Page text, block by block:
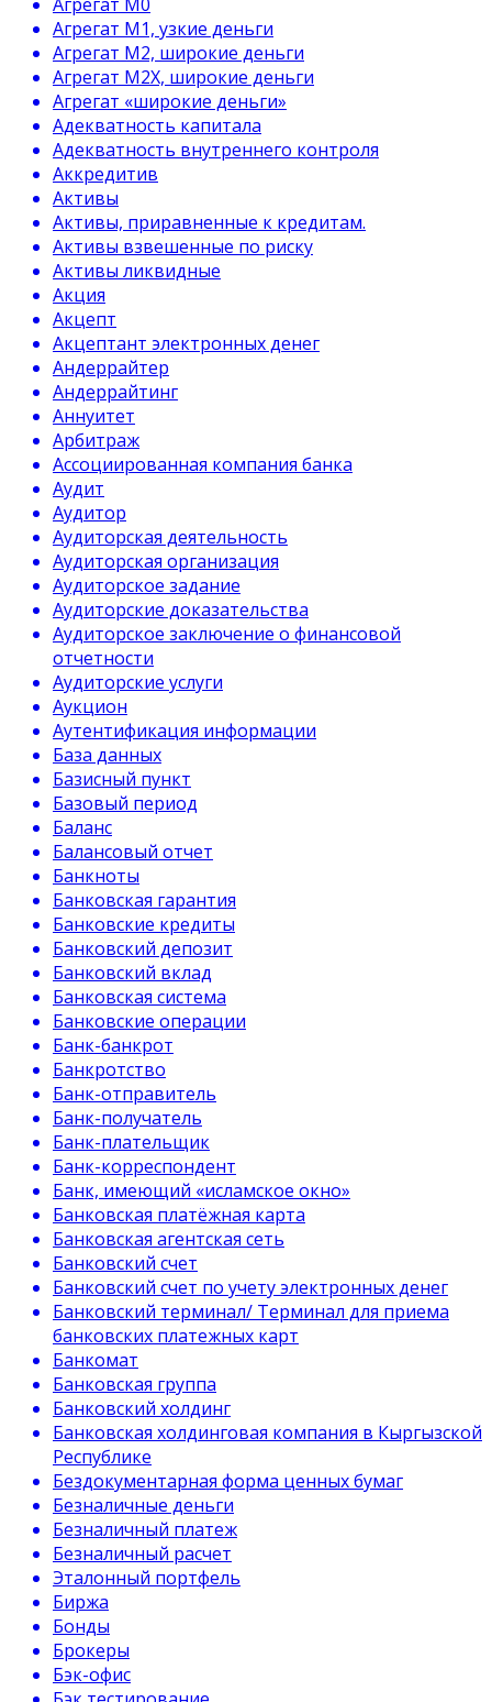
Агрегат М1, узкие деньги
Агрегат М2, широкие деньги
Агрегат М2Х, широкие деньги
Агрегат «широкие деньги»
Адекватность капитала
Адекватность внутреннего контроля
Аккредитив
Активы
Активы, приравненные к кредитам.
Активы взвешенные по риску
Активы ликвидные
Акция
Акцепт
Акцептант электронных денег
Андеррайтер
Андеррайтинг
Аннуитет
Арбитраж
Ассоциированная компания банка
Аудит
Аудитор
Аудиторская деятельность
Аудиторская организация
Аудиторское задание
Аудиторские доказательства
Аудиторское заключение о финансовой
отчетности
Аудиторские услуги
Аукцион
Аутентификация информации
База данных
Базисный пункт
Базовый период
Баланс
Балансовый отчет
Банкноты
Банковская гарантия
Банковские кредиты
Банковский депозит
Банковский вклад
Банковская система
Банковские операции
Банк-банкрот
Банкротство
Банк-отправитель
Банк-получатель
Банк-плательщик
Банк-корреспондент
Банк, имеющий «исламское окно»
Банковская платёжная карта
Банковская агентская сеть
Банковский счет
Банковский счет по учету электронных денег
Банковский терминал/ Терминал для приема
банковских платежных карт
Банкомат
Банковская группа
Банковский холдинг
Банковская холдинговая компания в Кыргызской
Республике
Бездокументарная форма ценных бумаг
Безналичные деньги
Безналичный платеж
Безналичный расчет
Эталонный портфель
Биржа
Бонды
Брокеры
Бэк-офис